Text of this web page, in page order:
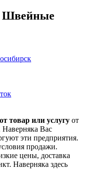
Швейные
товар или услугу от
Вас
эти предприятия.
продажи.
цены, доставка
Наверняка здесь